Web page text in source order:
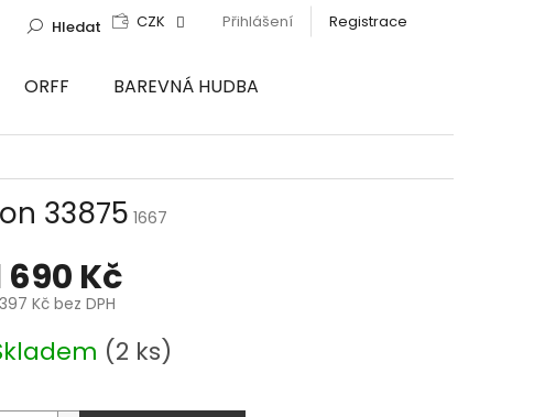
CZK Přihlášení Registrace
Hledat
ORFF
BAREVNÁ HUDBA
33875 1667
690 Kč
Kč bez DPH
(2 ks)